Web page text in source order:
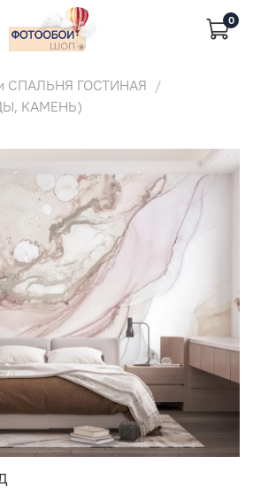
0
СПАЛЬНЯ ГОСТИНАЯ
КАМЕНЬ)